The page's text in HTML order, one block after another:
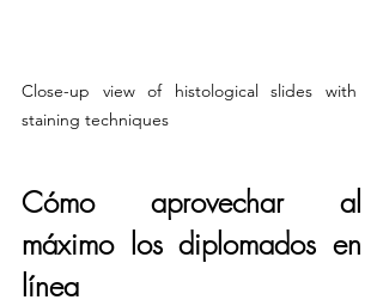
Close-up view of histological slides with
staining techniques
Cómo aprovechar al
máximo los diplomados en
línea